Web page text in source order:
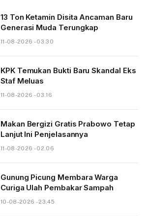
13 Ton Ketamin Disita Ancaman Baru
Generasi Muda Terungkap
11-08-2026 - 03.30
KPK Temukan Bukti Baru Skandal Eks
Staf Meluas
11-08-2026 - 03.16
Makan Bergizi Gratis Prabowo Tetap
Lanjut Ini Penjelasannya
11-08-2026 - 02.06
Gunung Picung Membara Warga
Curiga Ulah Pembakar Sampah
10-08-2026 - 23.45